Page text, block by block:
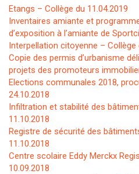
Etangs – Collège du 11.04.2019
Inventaires amiante et
d’exposition à l’amiante de
Interpellation citoyenne – Collège
Copie des permis d’urbanisme
projets des promoteurs
Elections communales 2018,
24.10.2018
Infiltration et stabilité des
11.10.2018
Registre de sécurité des
11.10.2018
Centre scolaire Eddy Merckx
10.09.2018